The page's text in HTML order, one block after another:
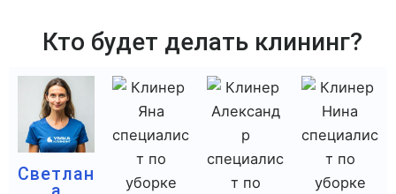
Кто будет делать клининг?
Светлан